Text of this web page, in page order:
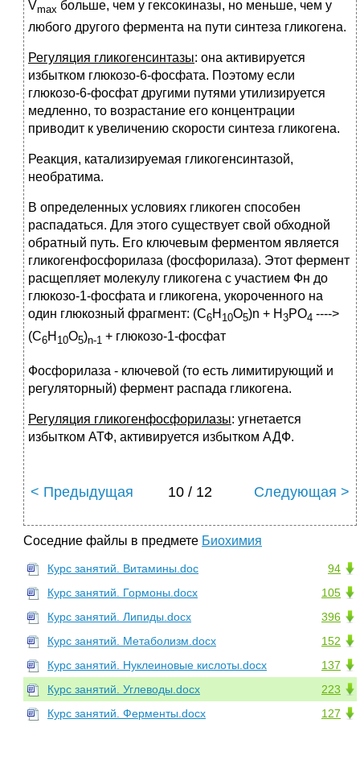
Vmax больше, чем у гексокиназы, но меньше, чем у
любого другого фермента на пути синтеза гликогена.
Регуляция гликогенсинтазы: она активируется
избытком глюкозо-6-фосфата. Поэтому если
глюкозо-6-фосфат другими путями утилизируется
медленно, то возрастание его концентрации
приводит к увеличению скорости синтеза гликогена.
Реакция, катализируемая гликогенсинтазой,
необратима.
В определенных условиях гликоген способен
распадаться. Для этого существует свой обходной
обратный путь. Его ключевым ферментом является
гликогенфосфорилаза (фосфорилаза). Этот фермент
расщепляет молекулу гликогена с участием Фн до
глюкозо-1-фосфата и гликогена, укороченного на
один глюкозный фрагмент: (С6Н 10О5)n + H 3PO4 ---->
(C6H 10O5)n-1 + глюкозо-1-фосфат
Фосфорилаза - ключевой (то есть лимитирующий и
регуляторный) фермент распада гликогена.
Регуляция гликогенфосфорилазы: угнетается
избытком АТФ, активируется избытком АДФ.
< Предыдущая 10 / 12 Следующая >
Соседние файлы в предмете Биохимия
94
Курс занятий. Витамины.doc
105
Курс занятий. Гормоны.docx
396
Курс занятий. Липиды.docx
152
Курс занятий. Метаболизм.docx
137
Курс занятий. Нуклеиновые кислоты.docx
223
Курс занятий. Углеводы.docx
127
Курс занятий. Ферменты.docx